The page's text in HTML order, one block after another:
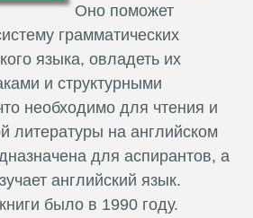
Оно поможет
грамматических
языка, овладеть их
и структурными
необходимо для чтения и
литературы на английском
для аспирантов, а
английский язык.
было в 1990 году.